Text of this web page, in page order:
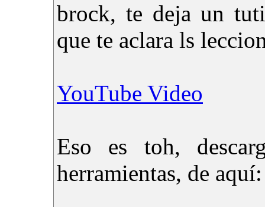
brock, te deja un
que te aclara ls
YouTube Video
Eso es toh,
herramientas, de aquí: